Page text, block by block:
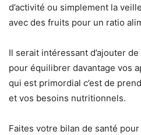
d’activité ou simplement la
avec des fruits pour un ratio
Il serait intéressant d’ajouter
pour équilibrer davantage vos
qui est primordial c’est de
et vos besoins nutritionnels.
Faites votre bilan de santé